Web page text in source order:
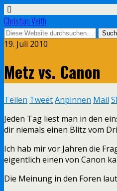
Christian Veith
19. Juli 2010
Metz vs. Canon
Teilen TweetAnpinnen Mail
Jeden Tag liest man in den
dir niemals einen Blitz vom
Ich hab mir vor Jahren die
eigentlich einen von Canon
Die Meinung in den Foren